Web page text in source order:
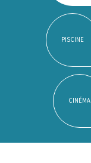
PISCINE
CINÉMA